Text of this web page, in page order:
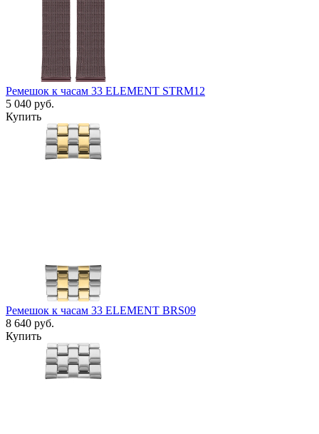
Ремешок к часам 33 ELEMENT STRM12
5 040 руб.
Купить
Ремешок к часам 33 ELEMENT BRS09
8 640 руб.
Купить